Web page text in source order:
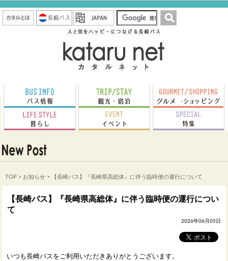
TOP > お知らせ > 【長崎バス】『長崎県高総体』に伴う臨時便の運行について
【長崎バス】『長崎県高総体』に伴う臨時便の運行につい
て
2026年06月05日
いつも長崎バスをご利用いただきありがとうございます。